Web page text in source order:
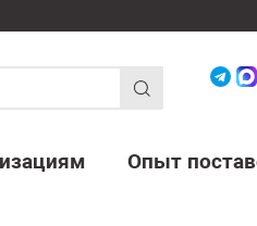
Опыт